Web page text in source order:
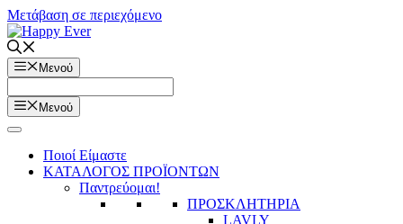
Μετάβαση σε περιεχόμενο
Μενού
Μενού
Ποιοί Είμαστε
ΚΑΤΑΛΟΓΟΣ ΠΡΟΪΟΝΤΩΝ
Παντρεύομαι!
ΠΡΟΣΚΛΗΤΗΡΙΑ
LAVLY